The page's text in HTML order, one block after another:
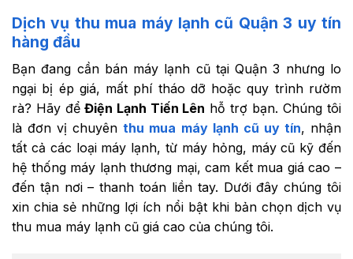
Dịch vụ thu mua máy lạnh cũ Quận 3 uy tín
hàng đầu
Bạn đang cần bán máy lạnh cũ tại Quận 3 nhưng lo
ngại bị ép giá, mất phí tháo dỡ hoặc quy trình rườm
rà? Hãy đểĐiện Lạnh Tiến Lên hỗ trợ bạn. Chúng tôi
là đơn vị chuyênthu mua máy lạnh cũ uy tín, nhận
tất cả các loại máy lạnh, từ máy hỏng, máy cũ kỹ đến
hệ thống máy lạnh thương mại, cam kết mua giá cao –
đến tận nơi – thanh toán liền tay. Dưới đây chúng tôi
xin chia sẻ những lợi ích nổi bật khi bản chọn dịch vụ
thu mua máy lạnh cũ giá cao của chúng tôi.